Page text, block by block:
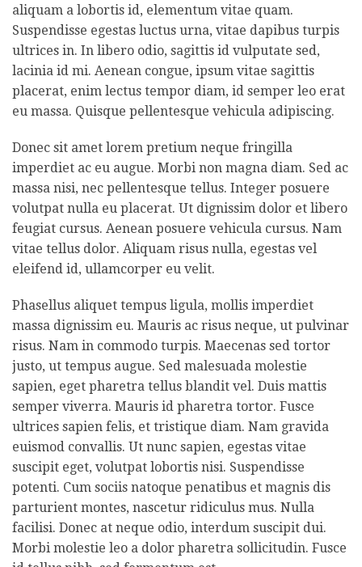
aliquam a lobortis id, elementum vitae quam.
Suspendisse egestas luctus urna, vitae dapibus turpis
ultrices in. In libero odio, sagittis id vulputate sed,
lacinia id mi. Aenean congue, ipsum vitae sagittis
placerat, enim lectus tempor diam, id semper leo erat
eu massa. Quisque pellentesque vehicula adipiscing.
Donec sit amet lorem pretium neque fringilla
imperdiet ac eu augue. Morbi non magna diam. Sed ac
massa nisi, nec pellentesque tellus. Integer posuere
volutpat nulla eu placerat. Ut dignissim dolor et libero
feugiat cursus. Aenean posuere vehicula cursus. Nam
vitae tellus dolor. Aliquam risus nulla, egestas vel
eleifend id, ullamcorper eu velit.
Phasellus aliquet tempus ligula, mollis imperdiet
massa dignissim eu. Mauris ac risus neque, ut pulvinar
risus. Nam in commodo turpis. Maecenas sed tortor
justo, ut tempus augue. Sed malesuada molestie
sapien, eget pharetra tellus blandit vel. Duis mattis
semper viverra. Mauris id pharetra tortor. Fusce
ultrices sapien felis, et tristique diam. Nam gravida
euismod convallis. Ut nunc sapien, egestas vitae
suscipit eget, volutpat lobortis nisi. Suspendisse
potenti. Cum sociis natoque penatibus et magnis dis
parturient montes, nascetur ridiculus mus. Nulla
facilisi. Donec at neque odio, interdum suscipit dui.
Morbi molestie leo a dolor pharetra sollicitudin. Fusce